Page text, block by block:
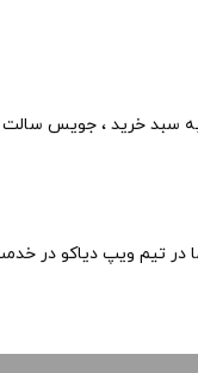
سبد خرید ، جویس سالت
ما در تیم ویپ دیاکو در